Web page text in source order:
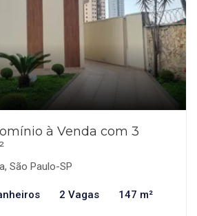
à Venda com 3
São Paulo-SP
2 Vagas 147 m²